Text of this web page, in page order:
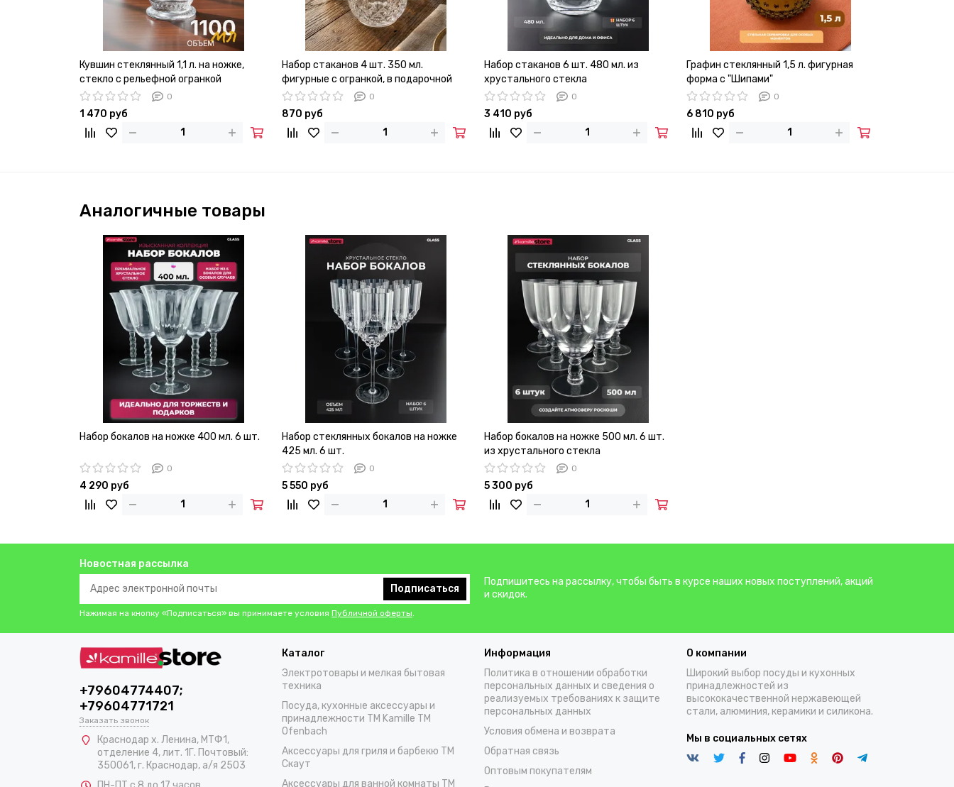
Кувшин стеклянный 1,1 л. на ножке,
стекло с рельефной огранкой
0
1 470 руб
Набор стаканов 4 шт. 350 мл.
фигурные с огранкой, в подарочной
коробке
0
870 руб
Набор стаканов 6 шт. 480 мл. из
хрустального стекла
0
3 410 руб
Графин стеклянный 1,5 л. фигурная
форма с "Шипами"
0
6 810 руб
Аналогичные товары
Набор бокалов на ножке 400 мл. 6 шт.
0
4 290 руб
Набор стеклянных бокалов на ножке
425 мл. 6 шт.
0
5 550 руб
Набор бокалов на ножке 500 мл. 6 шт.
из хрустального стекла
0
5 300 руб
Новостная рассылка
Подписаться
Нажимая на кнопку «Подписаться» вы принимаете условия Публичной оферты.
Подпишитесь на рассылку, чтобы быть в курсе наших новых поступлений, акций
и скидок.
+79604774407;
+79604771721
Заказать звонок
Краснодар х. Ленина, МТФ1,
отделение 4, лит. 1Г. Почтовый:
350061, г. Краснодар, а/я 2503
Каталог
Электротовары и мелкая бытовая
техника
Посуда, кухонные аксессуары и
принадлежности TM Kamille TM
Ofenbach
Аксессуары для гриля и барбекю TM
Скаут
Аксессуары для ванной комнаты TM
Информация
Политика в отношении обработки
персональных данных и сведения о
реализуемых требованиях к защите
персональных данных
Условия обмена и возврата
Обратная связь
Оптовым покупателям
О компании
Широкий выбор посуды и кухонных
принадлежностей из
высококачественной нержавеющей
стали, алюминия, керамики и силикона.
Мы в социальных сетях